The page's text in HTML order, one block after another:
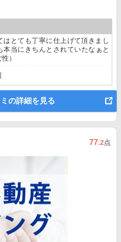
はとても丁寧に仕上げて頂きまし
本当にきちんとされていたなぁと
）
の詳細を見る
77.2点